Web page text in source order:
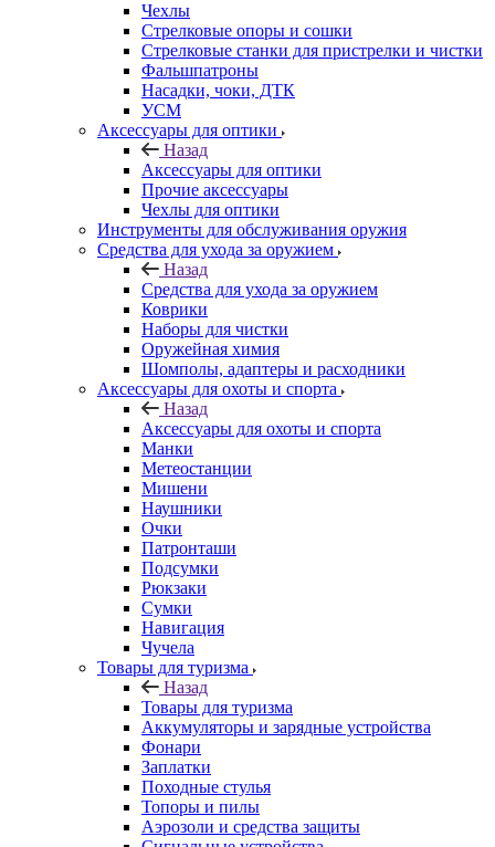
Чехлы
Стрелковые опоры и сошки
Стрелковые станки для пристрелки и чистки
Фальшпатроны
Насадки, чоки, ДТК
УСМ
Аксессуары для оптики
Назад
Аксессуары для оптики
Прочие аксессуары
Чехлы для оптики
Инструменты для обслуживания оружия
Средства для ухода за оружием
Назад
Средства для ухода за оружием
Коврики
Наборы для чистки
Оружейная химия
Шомполы, адаптеры и расходники
Аксессуары для охоты и спорта
Назад
Аксессуары для охоты и спорта
Манки
Метеостанции
Мишени
Наушники
Очки
Патронташи
Подсумки
Рюкзаки
Сумки
Навигация
Чучела
Товары для туризма
Назад
Товары для туризма
Аккумуляторы и зарядные устройства
Фонари
Заплатки
Походные стулья
Топоры и пилы
Аэрозоли и средства защиты